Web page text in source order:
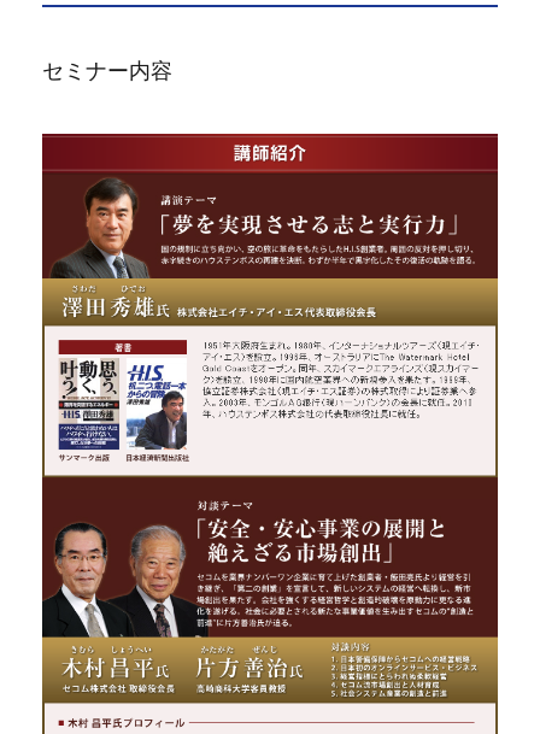
セミナー内容